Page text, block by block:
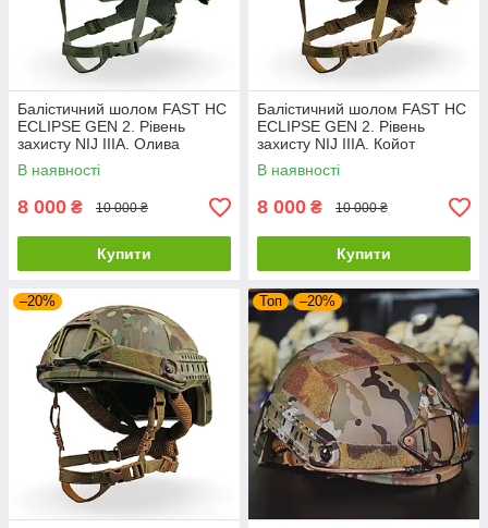
Балістичний шолом FAST HC
ECLIPSE GEN 2. Рівень
захисту NIJ IIIA. Олива
В наявності
8 000 ₴ 10 000 ₴
Купити
Балістичний шолом FAST HC
ECLIPSE GEN 2. Рівень
захисту NIJ IIIA. Койот
В наявності
8 000 ₴ 10 000 ₴
Купити
–20% Топ –20%